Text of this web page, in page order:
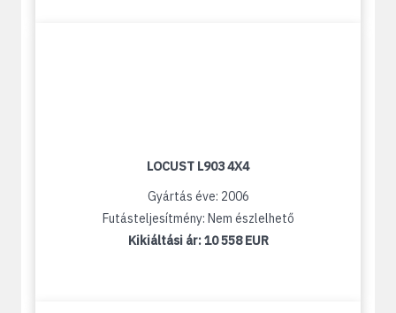
LOCUST L903 4X4
Gyártás éve: 2006
Futásteljesítmény: Nem észlelhető
Kikiáltási ár:10 558 EUR